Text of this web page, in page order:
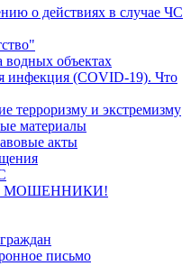
о действиях в случае ЧС
водных объектах
инфекция (COVID-19). Что
терроризму и экстремизму
материалы
акты
МОШЕННИКИ!
письмо